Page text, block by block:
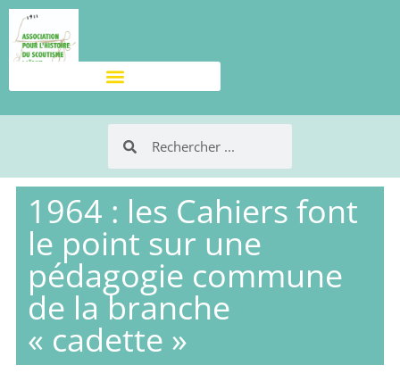
1964 : les Cahiers font
le point sur une
pédagogie commune
de la branche
« cadette »